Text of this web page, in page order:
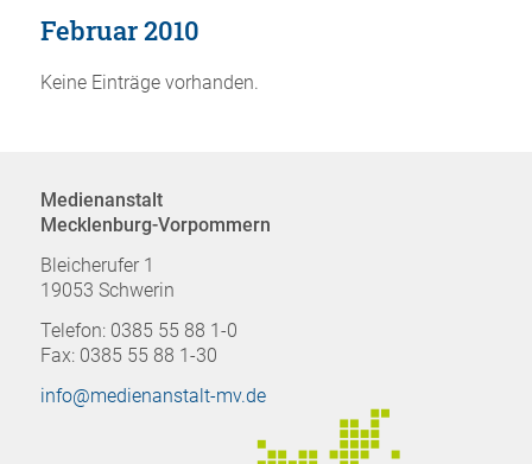
Februar 2010
Keine Einträge vorhanden.
Medienanstalt
Mecklenburg-Vorpommern
Bleicherufer 1
19053 Schwerin
Telefon: 0385 55 88 1-0
Fax: 0385 55 88 1-30
info@medienanstalt-mv.de